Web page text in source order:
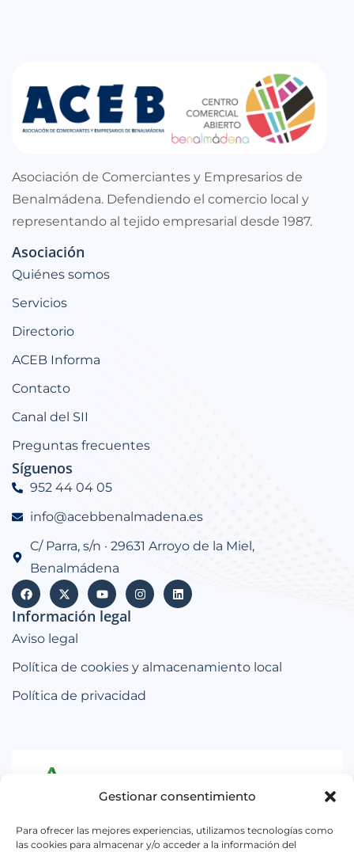
Gestionar consentimiento
Para ofrecer las mejores experiencias, utilizamos tecnologías como
las cookies para almacenar y/o acceder a la información del
Asociación de Comerciantes y Empresarios de
Benalmádena. Defendiendo el comercio local y
representando al tejido empresarial desde 1987.
Asociación
Quiénes somos
Servicios
Directorio
ACEB Informa
Contacto
Canal del SII
Preguntas frecuentes
Síguenos
952 44 04 05
info@acebbenalmadena.es
C/ Parra, s/n · 29631 Arroyo de la Miel,
Benalmádena
Información legal
Aviso legal
Política de cookies y almacenamiento local
Política de privacidad
Iniciativa subvencionada por la Consejería de
Empleo, Empresa y Trabajo Autónomo de la